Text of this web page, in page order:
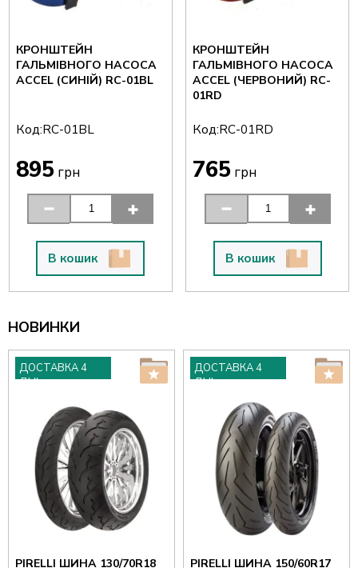
КРОНШТЕЙН
ГАЛЬМІВНОГО НАСОСА
ACCEL (СИНІЙ) RC-01BL
Код:RC-01BL
895 грн
В кошик
КРОНШТЕЙН
ГАЛЬМІВНОГО НАСОСА
ACCEL (ЧЕРВОНИЙ) RC-
01RD
Код:RC-01RD
765 грн
В кошик
НОВИНКИ
ДОСТАВКА 4
ДНІ
PIRELLI ШИНА 130/70R18
ДОСТАВКА 4
ДНІ
PIRELLI ШИНА 150/60R17